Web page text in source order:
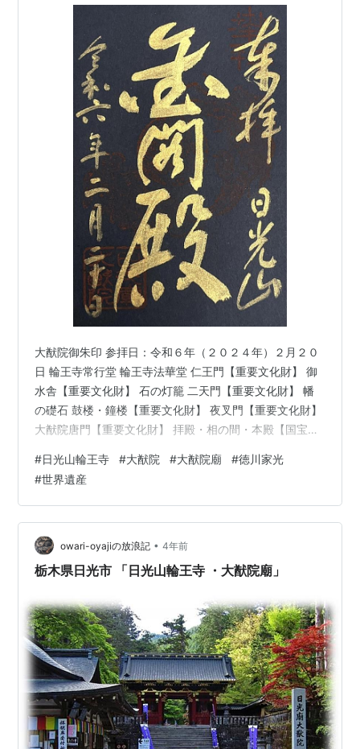
大猷院御朱印 参拝日：令和６年（２０２４年）２月２０
日 輪王寺常行堂 輪王寺法華堂 仁王門【重要文化財】 御
水舎【重要文化財】 石の灯籠 二天門【重要文化財】 幡
の礎石 鼓楼・鐘楼【重要文化財】 夜叉門【重要文化財】
大猷院唐門【重要文化財】 拝殿・相の間・本殿【国宝】
ス 日光二荒山神社の大鳥居に出たので先に日光山輪王寺
大猷院から廻ります。 輪王寺常行堂 www.rinnoji.or.jp 輪
王寺法華堂 右手に入場受付が有り入場券を買って中に入
ります。 こちらで御朱印を頂きました。 朱印料は500円
でした。（2024年２月現在） 仁王…
#日光山輪王寺 #大猷院 #大猷院廟 #徳川家光
#世界遺産
owari-oyajiの放浪記 • 4年前
栃木県日光市 「日光山輪王寺 ・大猷院廟」